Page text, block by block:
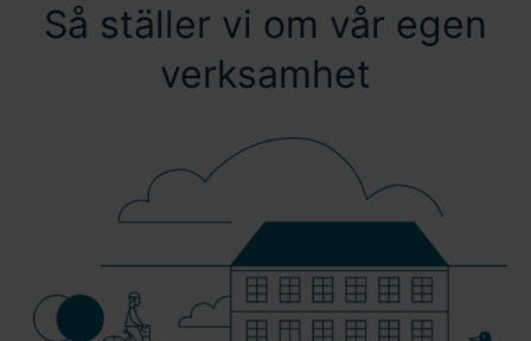
Så ställer vi om vår egen
verksamhet